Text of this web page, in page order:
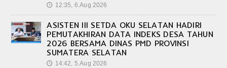
🕔 12:35, 6.Aug 2026
ASISTEN III SETDA OKU SELATAN HADIRI
PEMUTAKHIRAN DATA INDEKS DESA TAHUN
2026 BERSAMA DINAS PMD PROVINSI
SUMATERA SELATAN
🕔 14:42, 5.Aug 2026